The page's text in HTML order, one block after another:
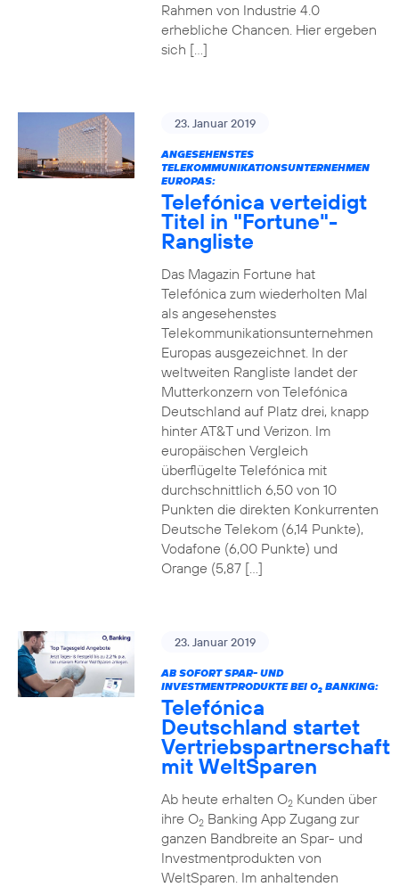
Rahmen von Industrie 4.0
erhebliche Chancen. Hier ergeben
sich […]
23. Januar 2019
ANGESEHENSTES
TELEKOMMUNIKATIONSUNTERNEHMEN
EUROPAS:
Telefónica verteidigt
Titel in "Fortune"-
Rangliste
Das Magazin Fortune hat
Telefónica zum wiederholten Mal
als angesehenstes
Telekommunikationsunternehmen
Europas ausgezeichnet. In der
weltweiten Rangliste landet der
Mutterkonzern von Telefónica
Deutschland auf Platz drei, knapp
hinter AT&T und Verizon. Im
europäischen Vergleich
überflügelte Telefónica mit
durchschnittlich 6,50 von 10
Punkten die direkten Konkurrenten
Deutsche Telekom (6,14 Punkte),
Vodafone (6,00 Punkte) und
Orange (5,87 […]
23. Januar 2019
AB SOFORT SPAR- UND
INVESTMENTPRODUKTE BEI O2BANKING:
Telefónica
Deutschland startet
Vertriebspartnerschaft
mit WeltSparen
Ab heute erhalten O2Kunden über
ihre O2Banking App Zugang zur
ganzen Bandbreite an Spar- und
Investmentprodukten von
WeltSparen. Im anhaltenden